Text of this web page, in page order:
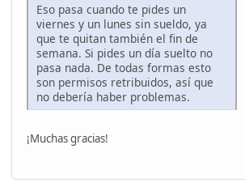
Eso pasa cuando te pides un
viernes y un lunes sin sueldo, ya
que te quitan también el fin de
semana. Si pides un día suelto no
pasa nada. De todas formas esto
son permisos retribuidos, así que
no debería haber problemas.
¡Muchas gracias!